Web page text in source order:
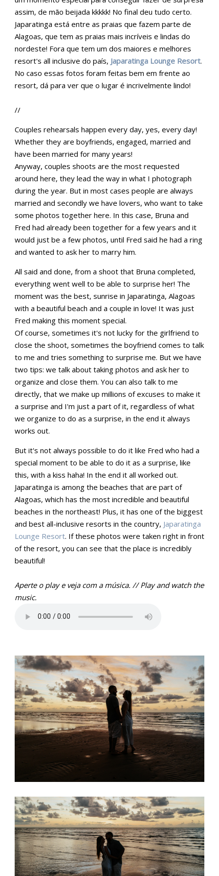
assim, de mão beijada kkkkk! No final deu tudo certo.
Japaratinga está entre as praias que fazem parte de
Alagoas, que tem as praias mais incríveis e lindas do
nordeste! Fora que tem um dos maiores e melhores
resort's all inclusive do país, Japaratinga Lounge Resort.
No caso essas fotos foram feitas bem em frente ao
resort, dá para ver que o lugar é incrivelmente lindo!
//
Couples rehearsals happen every day, yes, every day!
Whether they are boyfriends, engaged, married and
have been married for many years!
Anyway, couples shoots are the most requested
around here, they lead the way in what I photograph
during the year. But in most cases people are always
married and secondly we have lovers, who want to take
some photos together here. In this case, Bruna and
Fred had already been together for a few years and it
would just be a few photos, until Fred said he had a ring
and wanted to ask her to marry him.
All said and done, from a shoot that Bruna completed,
everything went well to be able to surprise her! The
moment was the best, sunrise in Japaratinga, Alagoas
with a beautiful beach and a couple in love! It was just
Fred making this moment special.
Of course, sometimes it's not lucky for the girlfriend to
close the shoot, sometimes the boyfriend comes to talk
to me and tries something to surprise me. But we have
two tips: we talk about taking photos and ask her to
organize and close them. You can also talk to me
directly, that we make up millions of excuses to make it
a surprise and I'm just a part of it, regardless of what
we organize to do as a surprise, in the end it always
works out.
But it's not always possible to do it like Fred who had a
special moment to be able to do it as a surprise, like
this, with a kiss haha! In the end it all worked out.
Japaratinga is among the beaches that are part of
Alagoas, which has the most incredible and beautiful
beaches in the northeast! Plus, it has one of the biggest
and best all-inclusive resorts in the country, Japaratinga
Lounge Resort. If these photos were taken right in front
of the resort, you can see that the place is incredibly
beautiful!
Aperte o play e veja com a música. // Play and watch the
music.